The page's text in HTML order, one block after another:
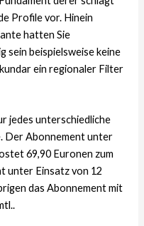
Profile vor. Hinein
hatten Sie
sein beispielsweise keine
ein regionaler Filter
jedes unterschiedliche
Der Abonnement unter
69,90 Euronen zum
unter Einsatz von 12
das Abonnement mit